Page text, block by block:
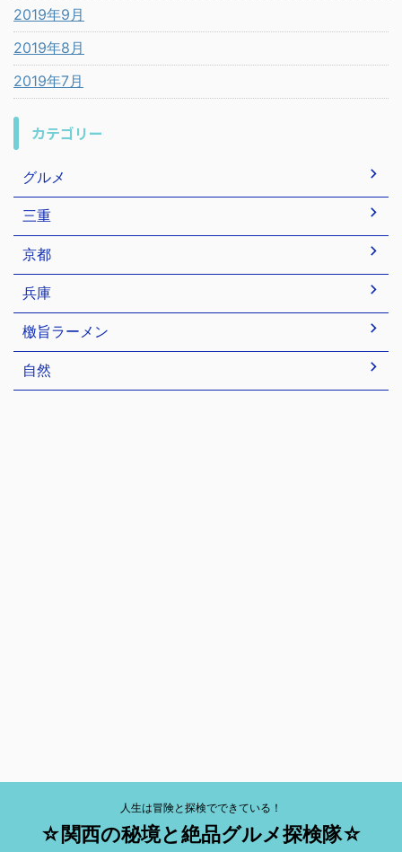
2019年9月
2019年8月
2019年7月
カテゴリー
グルメ
三重
京都
兵庫
檄旨ラーメン
自然
人生は冒険と探検でできている！
☆関西の秘境と絶品グルメ探検隊☆